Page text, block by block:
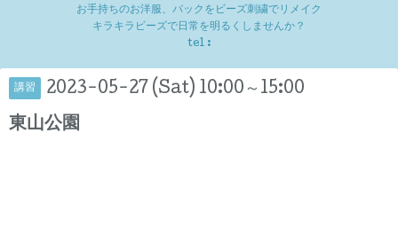
お手持ちのお洋服、バックをビーズ刺繍でリメイク
キラキラビーズで日常を明るくしませんか？
tel :
講習 2023-05-27 (Sat) 10:00～15:00
東山公園